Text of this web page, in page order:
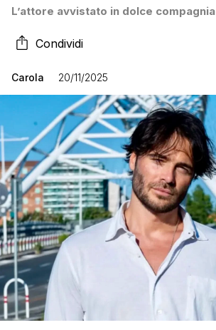
L’attore avvistato in dolce compagnia
Condividi
Carola 20/11/2025